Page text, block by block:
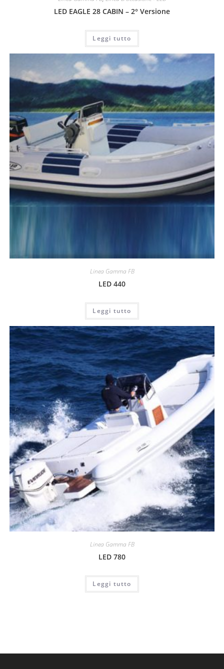
LED EAGLE 28 CABIN – 2° Versione
Leggi tutto
Linea Gamma FB
LED 440
Leggi tutto
Linea Gamma FB
LED 780
Leggi tutto